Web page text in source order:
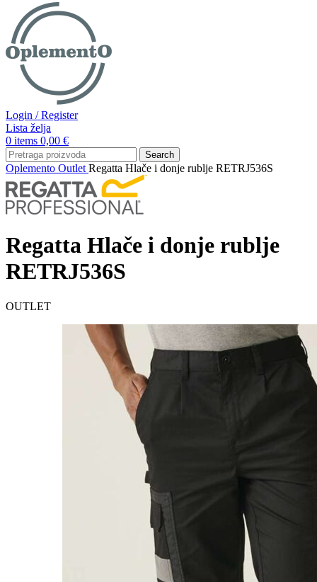
Login / Register
Lista želja
0 items 0,00 €
Search
Oplemento Outlet Regatta Hlače i donje rublje RETRJ536S
Regatta Hlače i donje rublje
RETRJ536S
OUTLET